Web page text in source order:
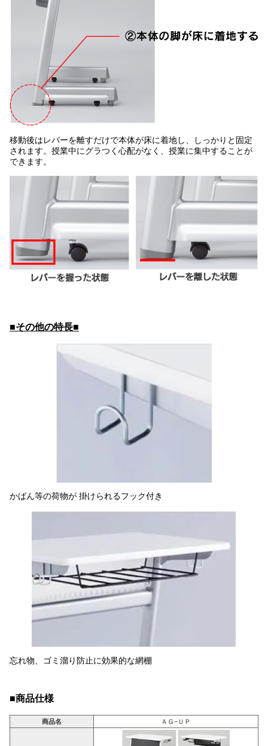
移動後はレバーを離すだけで本体が床に着地し、しっかりと固定
されます。授業中にグラつく心配がなく、授業に集中することが
できます。
■その他の特長■
かばん等の荷物が 掛けられるフック付き
忘れ物、ゴミ溜り防止に効果的な網棚
■商品仕様
商品名 ＡＧ−ＵＰ